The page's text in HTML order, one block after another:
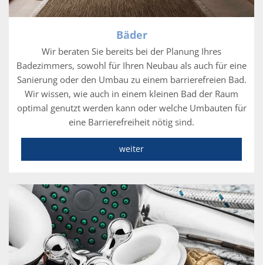
Bäder
Wir beraten Sie bereits bei der Planung Ihres
Badezimmers, sowohl für Ihren Neubau als auch für eine
Sanierung oder den Umbau zu einem barrierefreien Bad.
Wir wissen, wie auch in einem kleinen Bad der Raum
optimal genutzt werden kann oder welche Umbauten für
eine Barrierefreiheit nötig sind.
weiter